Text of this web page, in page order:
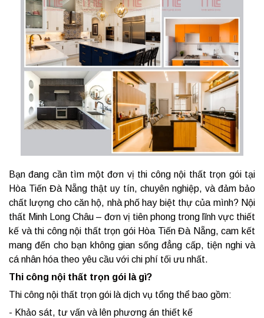
Bạn đang cần tìm một đơn vị thi công nội thất trọn gói tại
Hòa Tiến Đà Nẵng thật uy tín, chuyên nghiệp, và đảm bảo
chất lượng cho căn hộ, nhà phố hay biệt thự của mình? Nội
thất Minh Long Châu – đơn vị tiên phong trong lĩnh vực thiết
kế và thi công nội thất trọn gói Hòa Tiến Đà Nẵng, cam kết
mang đến cho bạn không gian sống đẳng cấp, tiện nghi và
cá nhân hóa theo yêu cầu với chi phí tối ưu nhất.
Thi công nội thất trọn gói là gì?
Thi công nội thất trọn gói là dịch vụ tổng thể bao gồm:
- Khảo sát, tư vấn và lên phương án thiết kế